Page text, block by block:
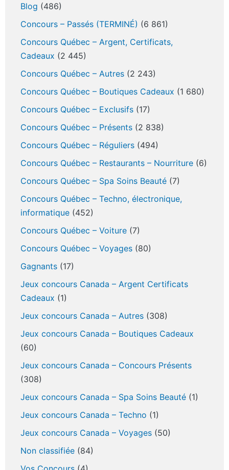
Blog (486)
Concours – Passés (TERMINÉ) (6 861)
Concours Québec – Argent, Certificats,
Cadeaux (2 445)
Concours Québec – Autres (2 243)
Concours Québec – Boutiques Cadeaux (1 680)
Concours Québec – Exclusifs (17)
Concours Québec – Présents (2 838)
Concours Québec – Réguliers (494)
Concours Québec – Restaurants – Nourriture (6)
Concours Québec – Spa Soins Beauté (7)
Concours Québec – Techno, électronique,
informatique (452)
Concours Québec – Voiture (7)
Concours Québec – Voyages (80)
Gagnants (17)
Jeux concours Canada – Argent Certificats
Cadeaux (1)
Jeux concours Canada – Autres (308)
Jeux concours Canada – Boutiques Cadeaux
(60)
Jeux concours Canada – Concours Présents
(308)
Jeux concours Canada – Spa Soins Beauté (1)
Jeux concours Canada – Techno (1)
Jeux concours Canada – Voyages (50)
Non classifiée (84)